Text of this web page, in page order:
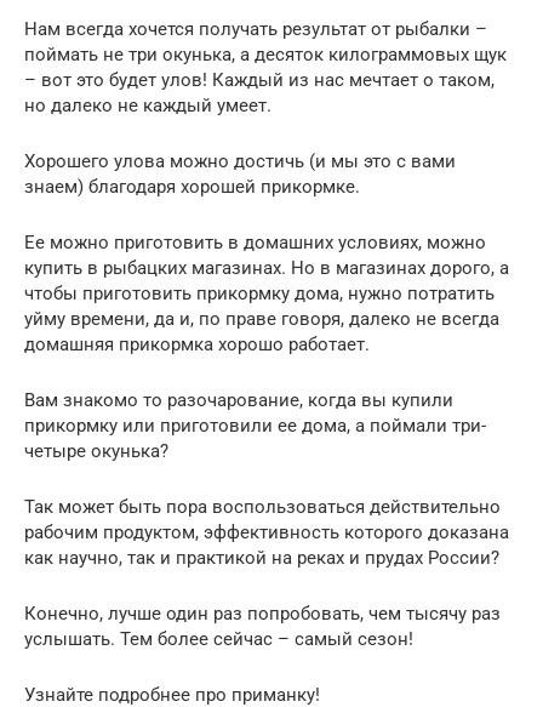
Нам всегда хочется получать результат от рыбалки –
поймать не три окунька, а десяток килограммовых щук
– вот это будет улов! Каждый из нас мечтает о таком,
но далеко не каждый умеет.
Хорошего улова можно достичь (и мы это с вами
знаем) благодаря хорошей прикормке.
Ее можно приготовить в домашних условиях, можно
купить в рыбацких магазинах. Но в магазинах дорого, а
чтобы приготовить прикормку дома, нужно потратить
уйму времени, да и, по праве говоря, далеко не всегда
домашняя прикормка хорошо работает.
Вам знакомо то разочарование, когда вы купили
прикормку или приготовили ее дома, а поймали три-
четыре окунька?
Так может быть пора воспользоваться действительно
рабочим продуктом, эффективность которого доказана
как научно, так и практикой на реках и прудах России?
Конечно, лучше один раз попробовать, чем тысячу раз
услышать. Тем более сейчас – самый сезон!
Узнайте подробнее про приманку!